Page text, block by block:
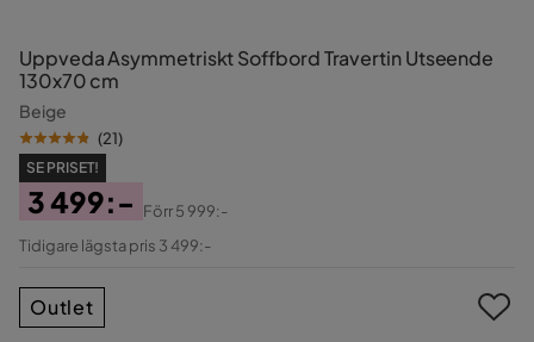
Uppveda Asymmetriskt Soffbord Travertin Utseende
130x70 cm
Beige
(21)
SE PRISET!
Pris
3 499:-
Original
Förr5 999:-
Tidigare lägsta pris 3 499:-
Outlet